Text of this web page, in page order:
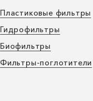
Пластиковые фильтры
Гидрофильтры
Биофильтры
Фильтры-поглотители